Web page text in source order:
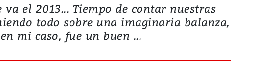
va el 2013... Tiempo de contar nuestras
todo sobre una imaginaria balanza,
en mi caso, fue un buen ...